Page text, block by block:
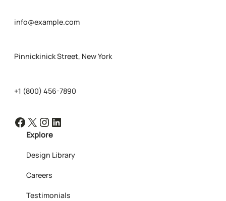
info@example.com
Pinnickinick Street, New York
+1 (800) 456-7890
Facebook X Instagram LinkedIn
Explore
Design Library
Careers
Testimonials